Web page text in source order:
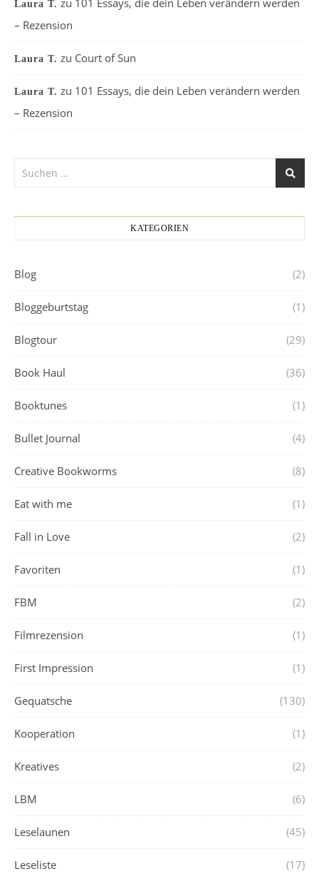
Laura T.
– Rezension
Laura T. zu Court of Sun
Laura T. zu 101 Essays, die dein Leben verändern werden
– Rezension
KATEGORIEN
Blog (2)
Bloggeburtstag (1)
Blogtour (29)
Book Haul (36)
Booktunes (1)
Bullet Journal (4)
Creative Bookworms (8)
Eat with me (1)
Fall in Love (2)
Favoriten (1)
FBM (2)
Filmrezension (1)
First Impression (1)
Gequatsche (130)
Kooperation (1)
Kreatives (2)
LBM (6)
Leselaunen (45)
Leseliste (17)